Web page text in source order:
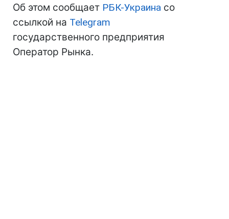
Об этом сообщает РБК-Украина со
ссылкой на Telegram
государственного предприятия
Оператор Рынка.